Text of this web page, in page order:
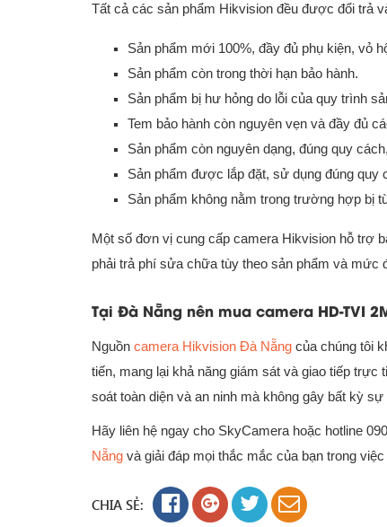
Tất cả các sản phẩm Hikvision đều được đổi trả
Sản phẩm mới 100%, đầy đủ phụ kiện, vỏ
Sản phẩm còn trong thời hạn bảo hành.
Sản phẩm bị hư hỏng do lỗi của quy trình
Tem bảo hành còn nguyên vẹn và đầy đủ
Sản phẩm còn nguyên dạng, đúng quy
Sản phẩm được lắp đặt, sử dụng đúng quy
Sản phẩm không nằm trong trường hợp bị
Một số đơn vị cung cấp camera Hikvision hỗ trợ
phải trả phí sửa chữa tùy theo sản phẩm và mức
Tại Đà Nẵng nên mua camera HD-TVI
Nguồn camera Hikvision Đà Nẵng của chúng tôi
tiến, mang lại khả năng giám sát và giao tiếp
soát toàn diện và an ninh mà không gây bất kỳ sự
Hãy liên hệ ngay cho SkyCamera hoặc hotline
Nẵng và giải đáp mọi thắc mắc của bạn trong
CHIA SẺ: